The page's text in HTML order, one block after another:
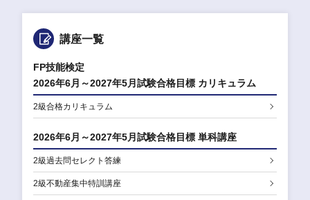
講座一覧
FP技能検定
2026年6月～2027年5月試験合格目標 カリキュラム
2級合格カリキュラム
2026年6月～2027年5月試験合格目標 単科講座
2級過去問セレクト答練
2級不動産集中特訓講座